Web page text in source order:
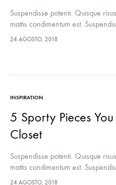
Suspendisse potenti. Quisque
mattis condimentum est.
lectus euismod accumsan. Nam
24 AGOSTO, 2018
INSPIRATION
5 Sporty Pieces
Closet
Suspendisse potenti. Quisque
mattis condimentum est.
lectus euismod accumsan. Nam
24 AGOSTO, 2018